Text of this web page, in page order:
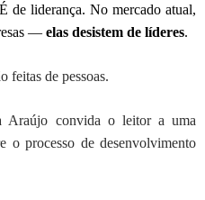
de liderança. No mercado atual,
— elas desistem de líderes.
feitas de pessoas.
Araújo convida o leitor a uma
o processo de desenvolvimento